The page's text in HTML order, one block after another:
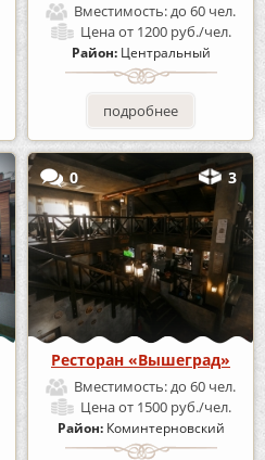
Вместимость:до 60 чел.
Ценаот 1200 руб./чел.
Район: Центральный
подробнее
0 3
Ресторан «Вышеград»
Вместимость:до 60 чел.
Ценаот 1500 руб./чел.
Район: Коминтерновский